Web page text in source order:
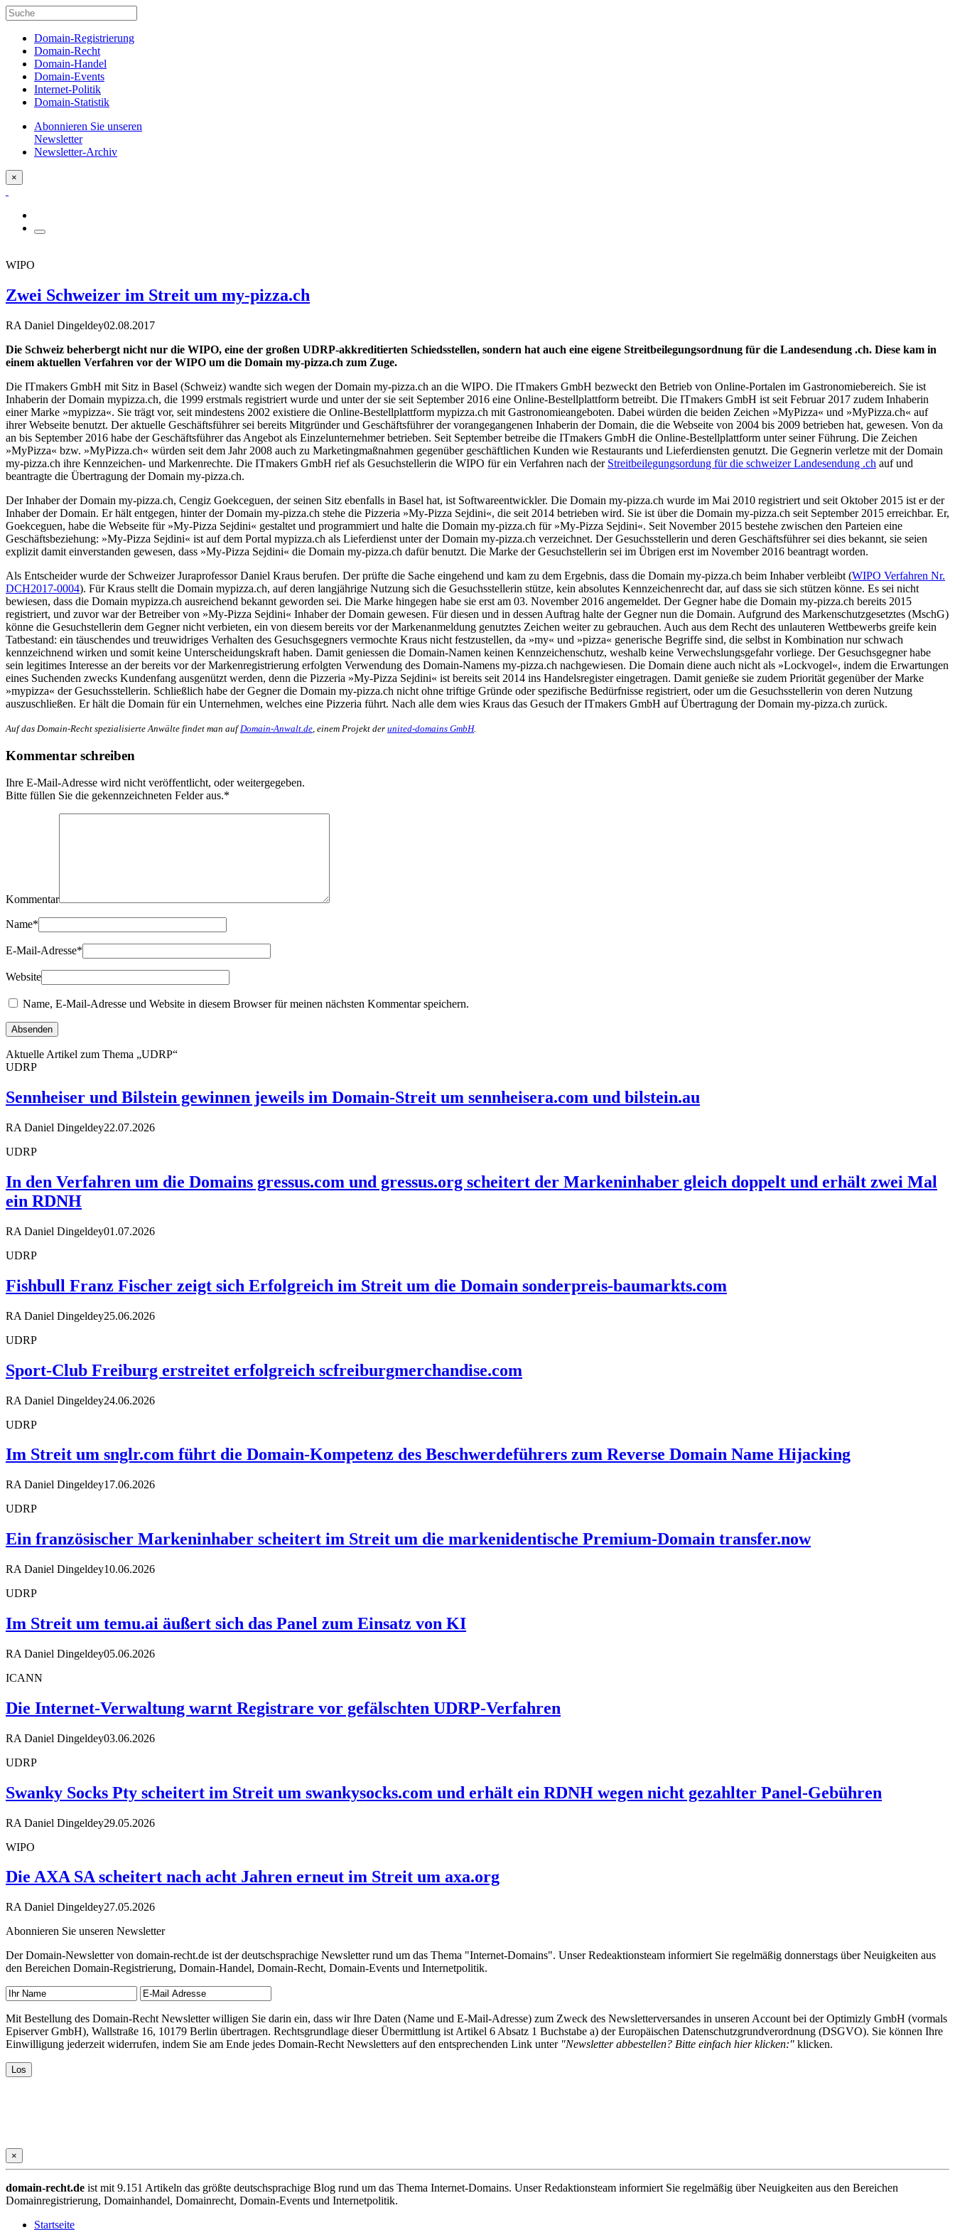
Domain-Registrierung
Domain-Recht
Domain-Handel
Domain-Events
Internet-Politik
Domain-Statistik
Abonnieren Sie unseren
Newsletter
Newsletter-Archiv
×
WIPO
Zwei Schweizer im Streit um my-pizza.ch
RA Daniel Dingeldey02.08.2017
Die Schweiz beherbergt nicht nur die WIPO, eine der großen UDRP-akkreditierten Schiedsstellen, sondern hat auch eine eigene Streitbeilegungsordnung für die Landesendung .ch. Diese kam in
einem aktuellen Verfahren vor der WIPO um die Domain my-pizza.ch zum Zuge.
Die ITmakers GmbH mit Sitz in Basel (Schweiz) wandte sich wegen der Domain my-pizza.ch an die WIPO. Die ITmakers GmbH bezweckt den Betrieb von Online-Portalen im Gastronomiebereich. Sie ist
Inhaberin der Domain mypizza.ch, die 1999 erstmals registriert wurde und unter der sie seit September 2016 eine Online-Bestellplattform betreibt. Die ITmakers GmbH ist seit Februar 2017 zudem Inhaberin
einer Marke »mypizza«. Sie trägt vor, seit mindestens 2002 existiere die Online-Bestellplattform mypizza.ch mit Gastronomieangeboten. Dabei würden die beiden Zeichen »MyPizza« und »MyPizza.ch« auf
ihrer Webseite benutzt. Der aktuelle Geschäftsführer sei bereits Mitgründer und Geschäftsführer der vorangegangenen Inhaberin der Domain, die die Webseite von 2004 bis 2009 betrieben hat, gewesen. Von da
an bis September 2016 habe der Geschäftsführer das Angebot als Einzelunternehmer betrieben. Seit September betreibe die ITmakers GmbH die Online-Bestellplattform unter seiner Führung. Die Zeichen
»MyPizza« bzw. »MyPizza.ch« würden seit dem Jahr 2008 auch zu Marketingmaßnahmen gegenüber geschäftlichen Kunden wie Restaurants und Lieferdiensten genutzt. Die Gegnerin verletze mit der Domain
my-pizza.ch ihre Kennzeichen- und Markenrechte. Die ITmakers GmbH rief als Gesuchstellerin die WIPO für ein Verfahren nach der Streitbeilegungsordung für die schweizer Landesendung .ch auf und
beantragte die Übertragung der Domain my-pizza.ch.
Der Inhaber der Domain my-pizza.ch, Cengiz Goekceguen, der seinen Sitz ebenfalls in Basel hat, ist Softwareentwickler. Die Domain my-pizza.ch wurde im Mai 2010 registriert und seit Oktober 2015 ist er der
Inhaber der Domain. Er hält entgegen, hinter der Domain my-pizza.ch stehe die Pizzeria »My-Pizza Sejdini«, die seit 2014 betrieben wird. Sie ist über die Domain my-pizza.ch seit September 2015 erreichbar. Er,
Goekceguen, habe die Webseite für »My-Pizza Sejdini« gestaltet und programmiert und halte die Domain my-pizza.ch für »My-Pizza Sejdini«. Seit November 2015 bestehe zwischen den Parteien eine
Geschäftsbeziehung: »My-Pizza Sejdini« ist auf dem Portal mypizza.ch als Lieferdienst unter der Domain my-pizza.ch verzeichnet. Der Gesuchsstellerin und deren Geschäftsführer sei dies bekannt, sie seien
explizit damit einverstanden gewesen, dass »My-Pizza Sejdini« die Domain my-pizza.ch dafür benutzt. Die Marke der Gesuchstellerin sei im Übrigen erst im November 2016 beantragt worden.
Als Entscheider wurde der Schweizer Juraprofessor Daniel Kraus berufen. Der prüfte die Sache eingehend und kam zu dem Ergebnis, dass die Domain my-pizza.ch beim Inhaber verbleibt (WIPO Verfahren Nr.
DCH2017-0004). Für Kraus stellt die Domain mypizza.ch, auf deren langjährige Nutzung sich die Gesuchsstellerin stütze, kein absolutes Kennzeichenrecht dar, auf dass sie sich stützen könne. Es sei nicht
bewiesen, dass die Domain mypizza.ch ausreichend bekannt geworden sei. Die Marke hingegen habe sie erst am 03. November 2016 angemeldet. Der Gegner habe die Domain my-pizza.ch bereits 2015
registriert, und zuvor war der Betreiber von »My-Pizza Sejdini« Inhaber der Domain gewesen. Für diesen und in dessen Auftrag halte der Gegner nun die Domain. Aufgrund des Markenschutzgesetztes (MschG)
könne die Gesuchstellerin dem Gegner nicht verbieten, ein von diesem bereits vor der Markenanmeldung genutztes Zeichen weiter zu gebrauchen. Auch aus dem Recht des unlauteren Wettbewerbs greife kein
Tatbestand: ein täuschendes und treuwidriges Verhalten des Gesuchsgegners vermochte Kraus nicht festzustellen, da »my« und »pizza« generische Begriffe sind, die selbst in Kombination nur schwach
kennzeichnend wirken und somit keine Unterscheidungskraft haben. Damit geniessen die Domain-Namen keinen Kennzeichenschutz, weshalb keine Verwechslungsgefahr vorliege. Der Gesuchsgegner habe
sein legitimes Interesse an der bereits vor der Markenregistrierung erfolgten Verwendung des Domain-Namens my-pizza.ch nachgewiesen. Die Domain diene auch nicht als »Lockvogel«, indem die Erwartungen
eines Suchenden zwecks Kundenfang ausgenützt werden, denn die Pizzeria »My-Pizza Sejdini« ist bereits seit 2014 ins Handelsregister eingetragen. Damit genieße sie zudem Priorität gegenüber der Marke
»mypizza« der Gesuchsstellerin. Schließlich habe der Gegner die Domain my-pizza.ch nicht ohne triftige Gründe oder spezifische Bedürfnisse registriert, oder um die Gesuchsstellerin von deren Nutzung
auszuschließen. Er hält die Domain für ein Unternehmen, welches eine Pizzeria führt. Nach alle dem wies Kraus das Gesuch der ITmakers GmbH auf Übertragung der Domain my-pizza.ch zurück.
Auf das Domain-Recht spezialisierte Anwälte findet man auf Domain-Anwalt.de , einem Projekt der united-domains GmbH.
Kommentar schreiben
Ihre E-Mail-Adresse wird nicht veröffentlicht, oder weitergegeben.
Bitte füllen Sie die gekennzeichneten Felder aus.*
Kommentar
Name*
E-Mail-Adresse*
Website
Name, E-Mail-Adresse und Website in diesem Browser für meinen nächsten Kommentar speichern.
Aktuelle Artikel zum Thema „UDRP“
UDRP
Sennheiser und Bilstein gewinnen jeweils im Domain-Streit um sennheisera.com und bilstein.au
RA Daniel Dingeldey22.07.2026
UDRP
In den Verfahren um die Domains gressus.com und gressus.org scheitert der Markeninhaber gleich doppelt und erhält zwei Mal
ein RDNH
RA Daniel Dingeldey01.07.2026
UDRP
Fishbull Franz Fischer zeigt sich Erfolgreich im Streit um die Domain sonderpreis-baumarkts.com
RA Daniel Dingeldey25.06.2026
UDRP
Sport-Club Freiburg erstreitet erfolgreich scfreiburgmerchandise.com
RA Daniel Dingeldey24.06.2026
UDRP
Im Streit um snglr.com führt die Domain-Kompetenz des Beschwerdeführers zum Reverse Domain Name Hijacking
RA Daniel Dingeldey17.06.2026
UDRP
Ein französischer Markeninhaber scheitert im Streit um die markenidentische Premium-Domain transfer.now
RA Daniel Dingeldey10.06.2026
UDRP
Im Streit um temu.ai äußert sich das Panel zum Einsatz von KI
RA Daniel Dingeldey05.06.2026
ICANN
Die Internet-Verwaltung warnt Registrare vor gefälschten UDRP-Verfahren
RA Daniel Dingeldey03.06.2026
UDRP
Swanky Socks Pty scheitert im Streit um swankysocks.com und erhält ein RDNH wegen nicht gezahlter Panel-Gebühren
RA Daniel Dingeldey29.05.2026
WIPO
Die AXA SA scheitert nach acht Jahren erneut im Streit um axa.org
RA Daniel Dingeldey27.05.2026
Abonnieren Sie unseren Newsletter
Der Domain-Newsletter von domain-recht.de ist der deutschsprachige Newsletter rund um das Thema "Internet-Domains". Unser Redeaktionsteam informiert Sie regelmäßig donnerstags über Neuigkeiten aus
den Bereichen Domain-Registrierung, Domain-Handel, Domain-Recht, Domain-Events und Internetpolitik.
Mit Bestellung des Domain-Recht Newsletter willigen Sie darin ein, dass wir Ihre Daten (Name und E-Mail-Adresse) zum Zweck des Newsletterversandes in unseren Account bei der Optimizly GmbH (vormals
Episerver GmbH), Wallstraße 16, 10179 Berlin übertragen. Rechtsgrundlage dieser Übermittlung ist Artikel 6 Absatz 1 Buchstabe a) der Europäischen Datenschutzgrundverordnung (DSGVO). Sie können Ihre
Einwilligung jederzeit widerrufen, indem Sie am Ende jedes Domain-Recht Newsletters auf den entsprechenden Link unter "Newsletter abbestellen? Bitte einfach hier klicken:" klicken.
×
domain-recht.de ist mit 9.151 Artikeln das größte deutschsprachige Blog rund um das Thema Internet-Domains. Unser Redaktionsteam informiert Sie regelmäßig über Neuigkeiten aus den Bereichen
Domainregistrierung, Domainhandel, Domainrecht, Domain-Events und Internetpolitik.
Startseite